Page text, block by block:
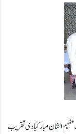
ایک عظیم الشان مبارکبادی تقریب